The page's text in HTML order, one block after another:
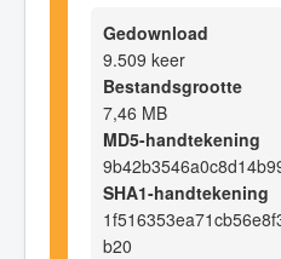
Gedownload
9.509 keer
Bestandsgrootte
7,46 MB
MD5-handtekening
SHA1-handtekening
b20